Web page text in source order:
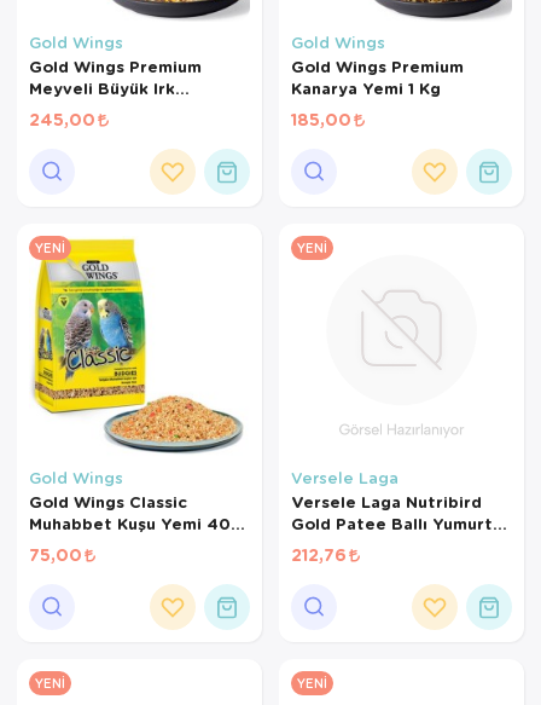
Gold Wings
Gold Wings Premium
Meyveli Büyük Irk
Papağan Yemi 1000 Gr
245,00
Gold Wings
Gold Wings Premium
Kanarya Yemi 1 Kg
185,00
YENI
Gold Wings
Gold Wings Classic
Muhabbet Kuşu Yemi 400
Gr
75,00
YENI
Versele Laga
Versele Laga Nutribird
Gold Patee Ballı Yumurtalı
Kanarya Maması (500 GR
BÖLÜNMÜŞ)
212,76
YENI YENI